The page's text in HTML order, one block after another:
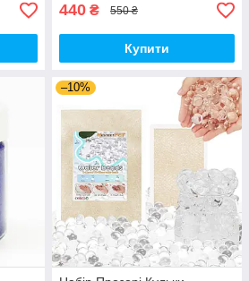
440 ₴ 550 ₴
Купити
–10%